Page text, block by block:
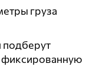
груза
подберут
фиксированную